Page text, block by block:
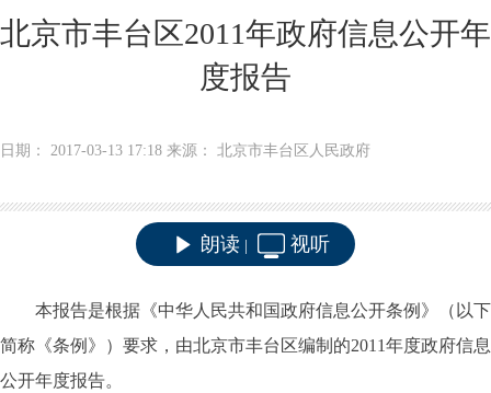
北京市丰台区2011年政府信息公开年
度报告
日期： 2017-03-13 17:18 来源： 北京市丰台区人民政府
朗读 视听
本报告是根据《中华人民共和国政府信息公开条例》（以下
简称《条例》）要求，由北京市丰台区编制的2011年度政府信息
公开年度报告。